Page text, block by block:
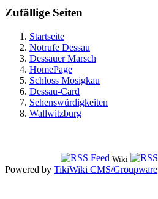
Zufällige Seiten
Startseite
Notrufe Dessau
Dessauer Marsch
HomePage
Schloss Mosigkau
Dessau-Card
Sehenswürdigkeiten
Wallwitzburg
Wiki
Powered by TikiWiki CMS/Groupware